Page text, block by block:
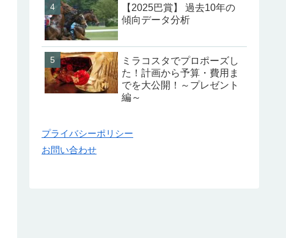
【2025巴賞】 過去10年の
傾向データ分析
ミラコスタでプロポーズし
た！計画から予算・費用ま
でを大公開！～プレゼント
編～
プライバシーポリシー
お問い合わせ